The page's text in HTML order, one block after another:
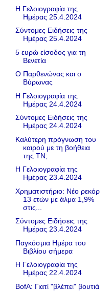
Η Γελοιογραφία της
Ημέρας 25.4.2024
Σύντομες Ειδήσεις της
Ημέρας 25.4.2024
5 ευρώ είσοδος για τη
Βενετία
Ο Παρθενώνας και ο
Βύρωνας
Η Γελοιογραφία της
Ημέρας 24.4.2024
Σύντομες Ειδήσεις της
Ημέρας 24.4.2024
Καλύτερη πρόγνωση του
καιρού με τη βοήθεια
της ΤΝ;
Η Γελοιογραφία της
Ημέρας 23.4.2024
Χρηματιστήριο: Νέο ρεκόρ
13 ετών με άλμα 1,9%
στις...
Σύντομες Ειδήσεις της
Ημέρας 23.4.2024
Παγκόσμια Ημέρα του
Βιβλίου σήμερα
Η Γελοιογραφία της
Ημέρας 22.4.2024
BofA: Γιατί "βλέπει" βουτιά